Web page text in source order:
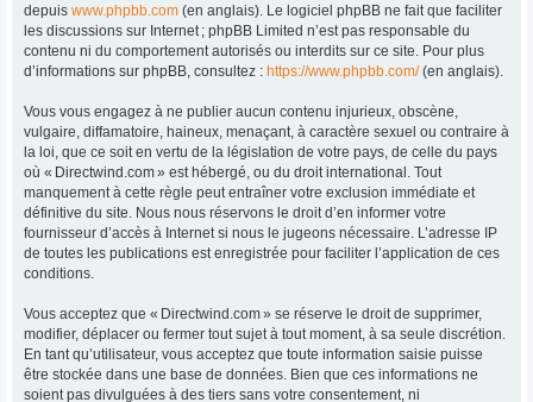
depuis www.phpbb.com (en anglais). Le logiciel phpBB ne fait que faciliter
les discussions sur Internet ; phpBB Limited n’est pas responsable du
contenu ni du comportement autorisés ou interdits sur ce site. Pour plus
d’informations sur phpBB, consultez : https://www.phpbb.com/(en anglais).
Vous vous engagez à ne publier aucun contenu injurieux, obscène,
vulgaire, diffamatoire, haineux, menaçant, à caractère sexuel ou contraire à
la loi, que ce soit en vertu de la législation de votre pays, de celle du pays
où « Directwind.com » est hébergé, ou du droit international. Tout
manquement à cette règle peut entraîner votre exclusion immédiate et
définitive du site. Nous nous réservons le droit d’en informer votre
fournisseur d’accès à Internet si nous le jugeons nécessaire. L’adresse IP
de toutes les publications est enregistrée pour faciliter l’application de ces
conditions.
Vous acceptez que « Directwind.com » se réserve le droit de supprimer,
modifier, déplacer ou fermer tout sujet à tout moment, à sa seule discrétion.
En tant qu’utilisateur, vous acceptez que toute information saisie puisse
être stockée dans une base de données. Bien que ces informations ne
soient pas divulguées à des tiers sans votre consentement, ni